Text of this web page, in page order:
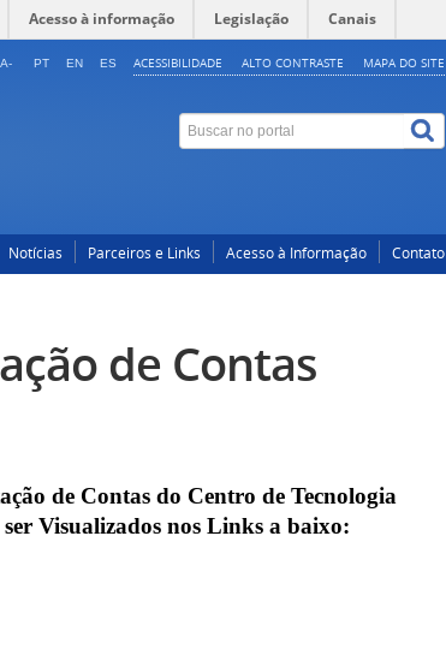
Acesso à informação Legislação Canais
ACESSIBILIDADE ALTO CONTRASTE MAPA DO SITE
A- PT EN ES
Notícias Parceiros e Links Acesso à Informação Contato
de Contas
de Contas do Centro de Tecnologia
Visualizados nos Links a baixo: